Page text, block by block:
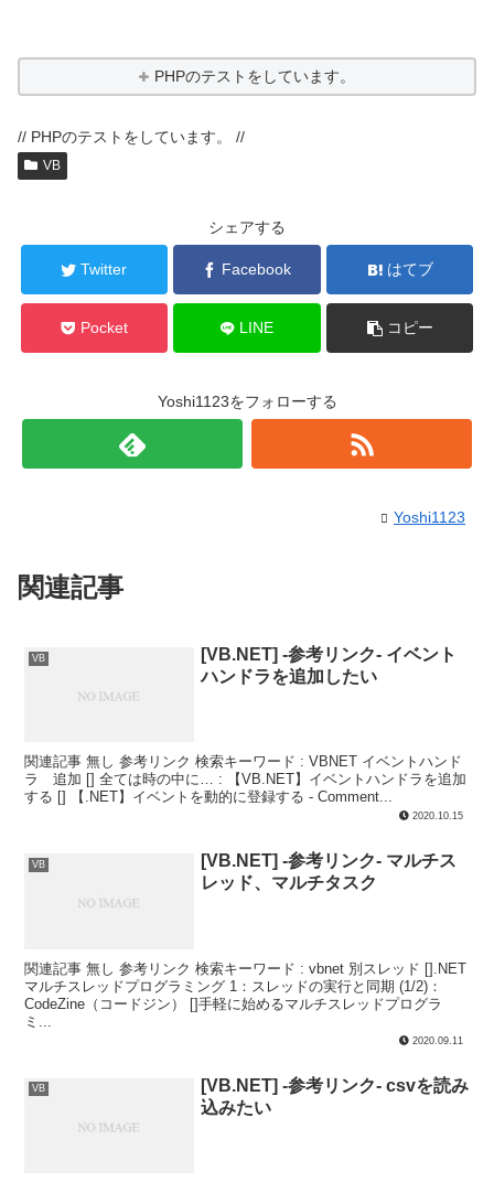
PHPのテストをしています。
// PHPのテストをしています。 //
VB
シェアする
Twitter Facebook はてブ
Pocket LINE コピー
Yoshi1123をフォローする
Yoshi1123
関連記事
VB
[VB.NET] -参考リンク- イベント
ハンドラを追加したい
関連記事 無し 参考リンク 検索キーワード : VBNET イベントハンド
ラ 追加 [] 全ては時の中に… : 【VB.NET】イベントハンドラを追加
する [] 【.NET】イベントを動的に登録する - Comment...
2020.10.15
VB
[VB.NET] -参考リンク- マルチス
レッド、マルチタスク
関連記事 無し 参考リンク 検索キーワード : vbnet 別スレッド [].NET
マルチスレッドプログラミング 1：スレッドの実行と同期 (1/2)：
CodeZine（コードジン） []手軽に始めるマルチスレッドプログラ
ミ...
2020.09.11
VB
[VB.NET] -参考リンク- csvを読み
込みたい